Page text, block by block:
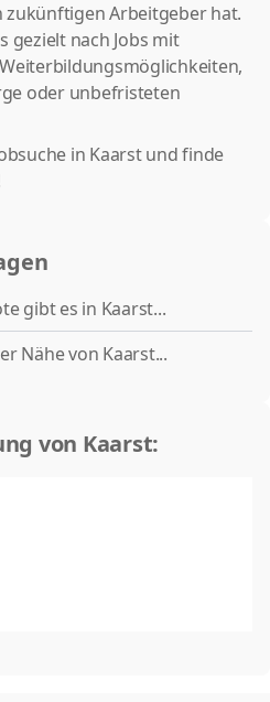
Arbeitgeber hat.
gezielt nach Jobs mit
oder unbefristeten
in Kaarst und finde
gibt es in Kaarst...
Nähe von Kaarst...
von Kaarst: